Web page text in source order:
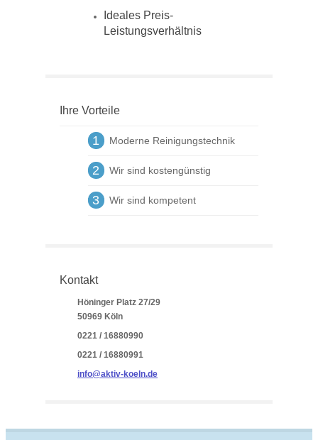
Ideales Preis-
Leistungsverhältnis
Ihre Vorteile
1 Moderne Reinigungstechnik
2 Wir sind kostengünstig
3 Wir sind kompetent
Kontakt
Höninger Platz 27/29
50969 Köln
0221 / 16880990
0221 / 16880991
info@aktiv-koeln.de